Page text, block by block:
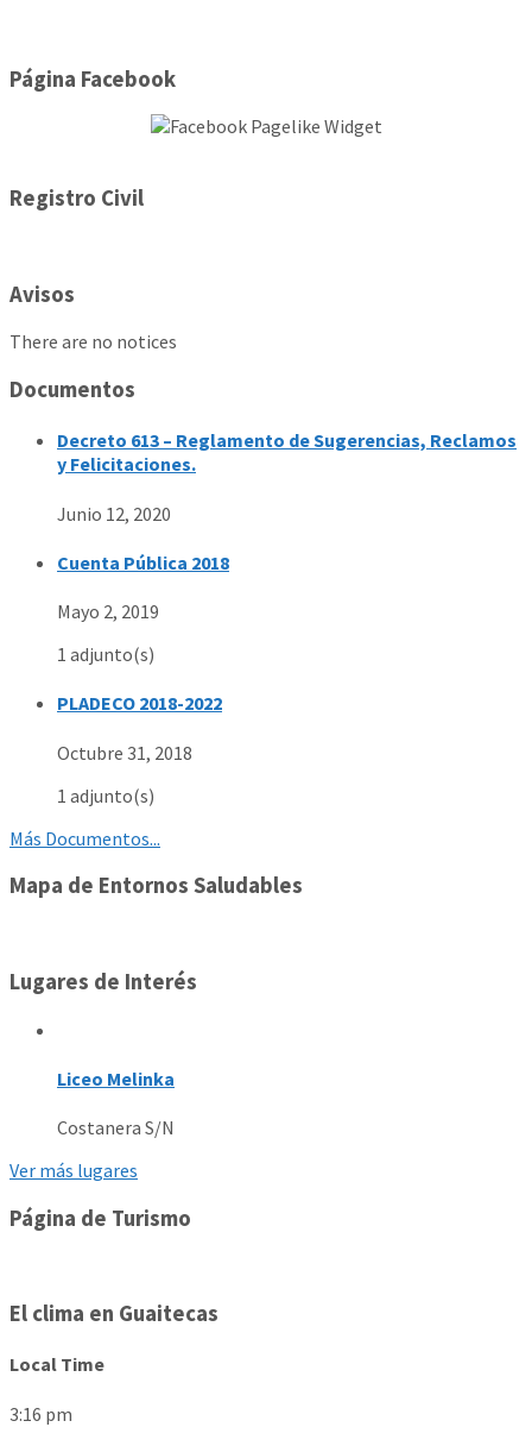
Página Facebook
Registro Civil
Avisos
There are no notices
Documentos
Decreto 613 – Reglamento de Sugerencias, Reclamos
y Felicitaciones.
Junio 12, 2020
Cuenta Pública 2018
Mayo 2, 2019
1 adjunto(s)
PLADECO 2018-2022
Octubre 31, 2018
1 adjunto(s)
Más Documentos...
Mapa de Entornos Saludables
Lugares de Interés
Liceo Melinka
Costanera S/N
Ver más lugares
Página de Turismo
El clima en Guaitecas
Local Time
3:16 pm